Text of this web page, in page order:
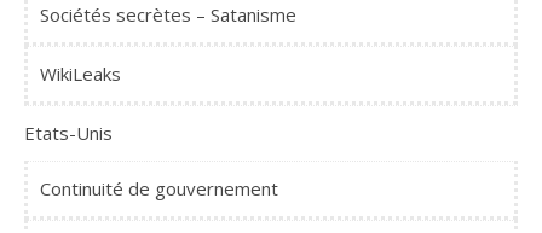
Sociétés secrètes – Satanisme
WikiLeaks
Etats-Unis
Continuité de gouvernement